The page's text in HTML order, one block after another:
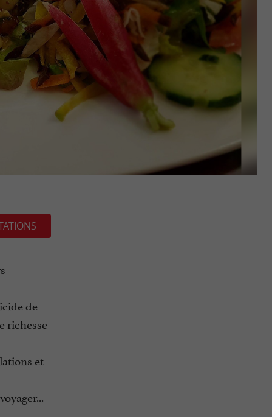
de
richesse
et